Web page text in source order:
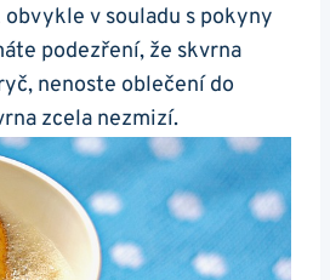
v souladu‍ s ⁣pokyny
podezření, ⁣že skvrna
nenoste oblečení ‍do
zcela nezmizí.